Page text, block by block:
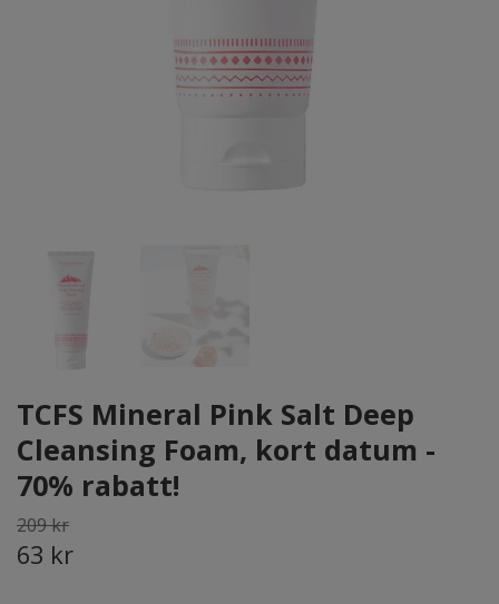
TCFS Mineral Pink Salt Deep
Cleansing Foam, kort datum -
70% rabatt!
209 kr
63 kr